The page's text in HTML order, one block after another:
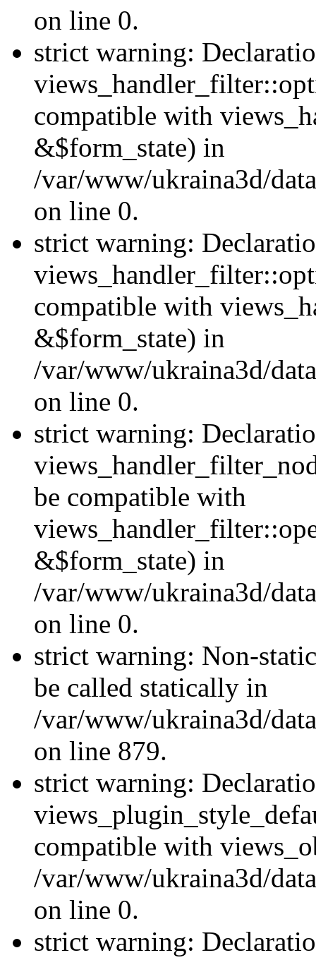
on line 0.
strict warning:
compatible with
&$form_state) in
/var/www/ukraina3d/
on line 0.
strict warning:
compatible with
&$form_state) in
/var/www/ukraina3d/
on line 0.
strict warning:
be compatible with
&$form_state) in
/var/www/ukraina3d/
on line 0.
strict warning: Non-
be called statically in
/var/www/ukraina3d/
on line 879.
strict warning:
compatible with
/var/www/ukraina3d/
on line 0.
strict warning: